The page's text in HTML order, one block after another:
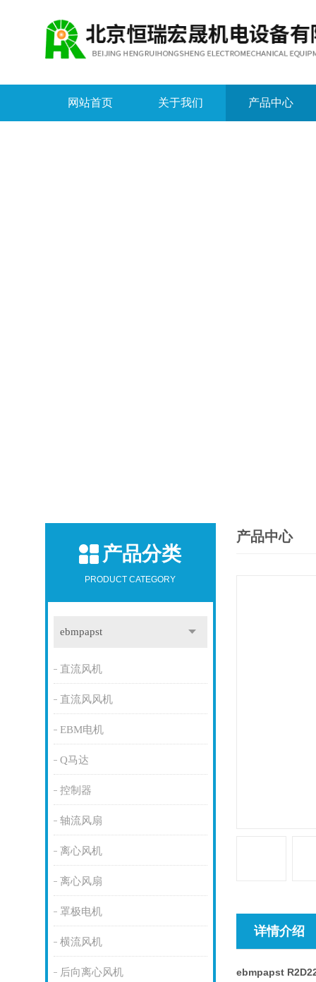
网站首页 关于我们 产品中心
产品分类
PRODUCT CATEGORY
ebmpapst
直流风机
直流风风机
EBM电机
Q马达
控制器
轴流风扇
离心风机
离心风扇
罩极电机
横流风机
后向离心风机
产品中心
详情介绍
ebmpapst